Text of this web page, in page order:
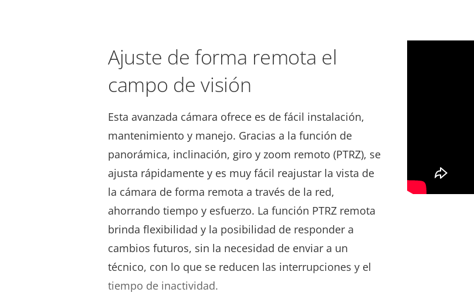
Ajuste de forma remota el
campo de visión
Esta avanzada cámara ofrece es de fácil instalación,
mantenimiento y manejo. Gracias a la función de
panorámica, inclinación, giro y zoom remoto (PTRZ), se
ajusta rápidamente y es muy fácil reajustar la vista de
la cámara de forma remota a través de la red,
ahorrando tiempo y esfuerzo. La función PTRZ remota
brinda flexibilidad y la posibilidad de responder a
cambios futuros, sin la necesidad de enviar a un
técnico, con lo que se reducen las interrupciones y el
tiempo de inactividad.